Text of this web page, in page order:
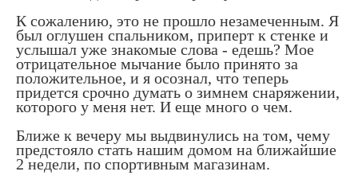
К сожалению, это не прошло незамеченным. Я
был оглушен спальником, приперт к стенке и
услышал уже знакомые слова - едешь? Мое
отрицательное мычание было принято за
положительное, и я осознал, что теперь
придется срочно думать о зимнем снаряжении,
которого у меня нет. И еще много о чем.
Ближе к вечеру мы выдвинулись на том, чему
предстояло стать нашим домом на ближайшие
2 недели, по спортивным магазинам.